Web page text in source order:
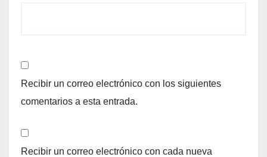
Recibir un correo electrónico con los siguientes
comentarios a esta entrada.
Recibir un correo electrónico con cada nueva